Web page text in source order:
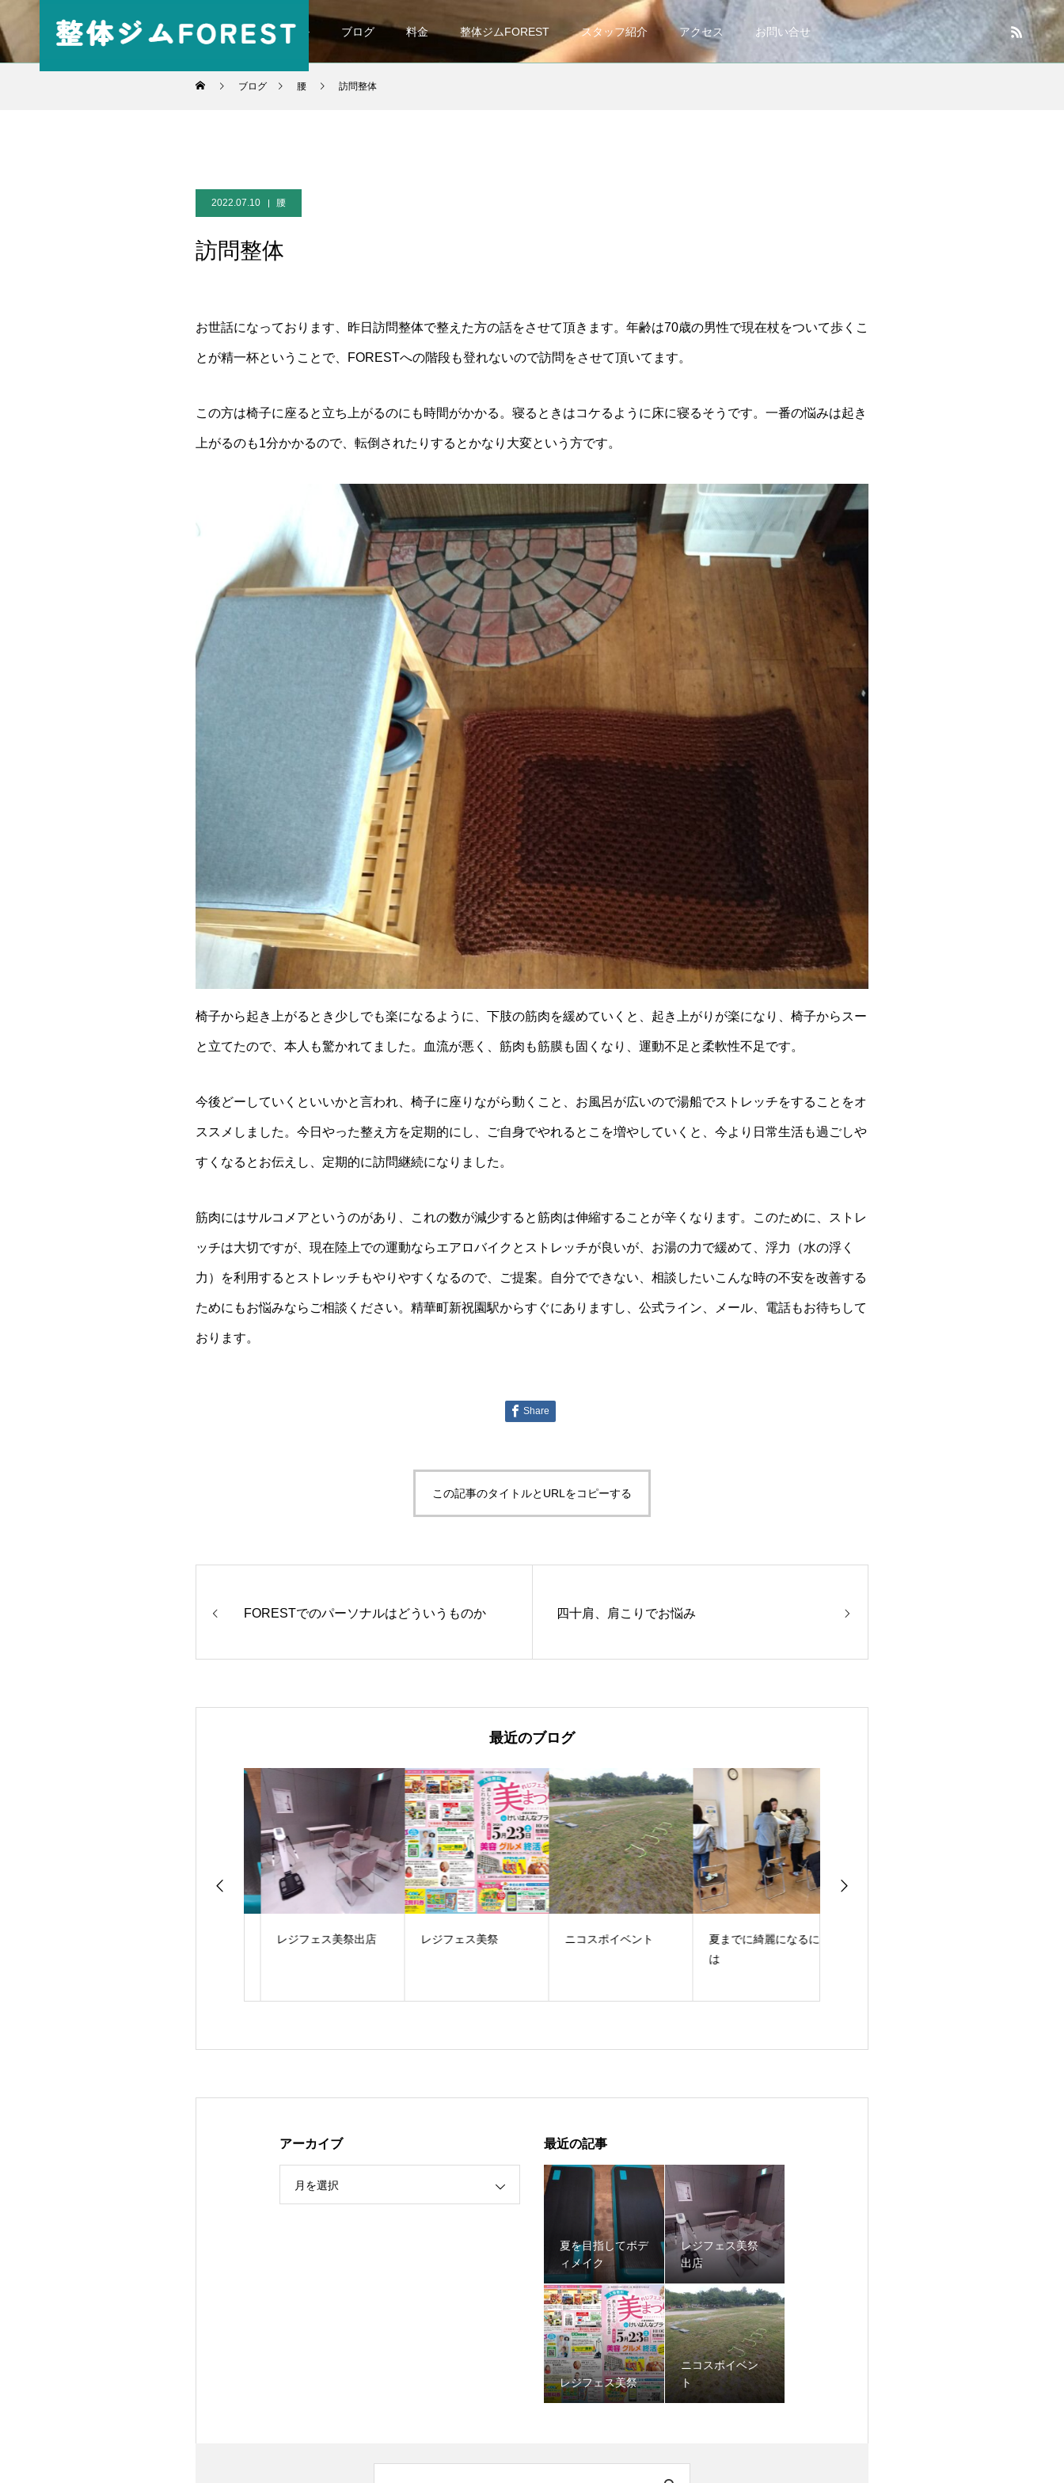
パーソナル ブログ 料金 整体ジムFOREST スタッフ紹介 アクセス お問い合せ
ブログ 腰 訪問整体
2022.07.10 腰
訪問整体
お世話になっております、昨日訪問整体で整えた方の話をさせて頂きます。年齢は70歳の男性で現在杖をついて歩くこ
とが精一杯ということで、FORESTへの階段も登れないので訪問をさせて頂いてます。
この方は椅子に座ると立ち上がるのにも時間がかかる。寝るときはコケるように床に寝るそうです。一番の悩みは起き
上がるのも1分かかるので、転倒されたりするとかなり大変という方です。
椅子から起き上がるとき少しでも楽になるように、下肢の筋肉を緩めていくと、起き上がりが楽になり、椅子からスー
と立てたので、本人も驚かれてました。血流が悪く、筋肉も筋膜も固くなり、運動不足と柔軟性不足です。
今後どーしていくといいかと言われ、椅子に座りながら動くこと、お風呂が広いので湯船でストレッチをすることをオ
ススメしました。今日やった整え方を定期的にし、ご自身でやれるとこを増やしていくと、今より日常生活も過ごしや
すくなるとお伝えし、定期的に訪問継続になりました。
筋肉にはサルコメアというのがあり、これの数が減少すると筋肉は伸縮することが辛くなります。このために、ストレ
ッチは大切ですが、現在陸上での運動ならエアロバイクとストレッチが良いが、お湯の力で緩めて、浮力（水の浮く
力）を利用するとストレッチもやりやすくなるので、ご提案。自分でできない、相談したいこんな時の不安を改善する
ためにもお悩みならご相談ください。精華町新祝園駅からすぐにありますし、公式ライン、メール、電話もお待ちして
おります。
Share
この記事のタイトルとURLをコピーする
FORESTでのパーソナルはどういうものか 四十肩、肩こりでお悩み
最近のブログ
レジフェス美祭出店 レジフェス美祭 ニコスポイベント
夏までに綺麗になるに
アーカイブ
月を選択
最近の記事
夏を目指してボデ
ィメイク
レジフェス美祭
出店
レジフェス美祭
ニコスポイベン
ト